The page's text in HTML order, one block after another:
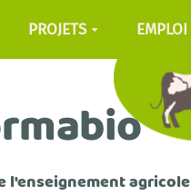
PROJETS EMPLOI
l'enseignement agricole